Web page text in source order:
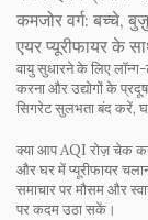
कमजोर वर्ग: बच्चे,
एयर प्यूरीफायर के
वायु सुधारने के लिए लॉन्ग-
करना और उद्योगों के
सिगरेट सुलभता बंद करें,
क्या आप AQI रोज़ चेक
और घर में प्यूरीफायर
समाचार पर मौसम और
पर कदम उठा सकें।